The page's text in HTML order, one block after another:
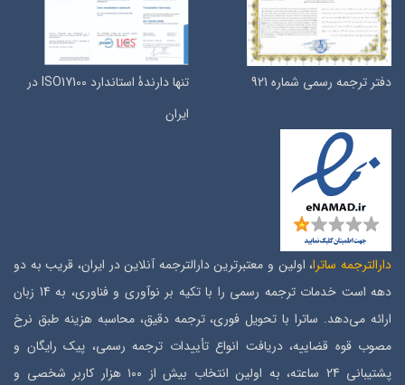
دفتر ترجمه رسمی شماره 921
تنها دارندۀ استاندارد ISO17100 در
ایران
دارالترجمه ساترا، اولین و معتبرترین دارالترجمه آنلاین در ایران، قریب به دو
دهه است خدمات ترجمه رسمی را با تکیه بر نوآوری و فناوری، به 14 زبان
ارائه می‌دهد. ساترا با تحویل فوری، ترجمه دقیق، محاسبه هزینه طبق نرخ
مصوب قوه قضاییه، دریافت انواع تأییدات ترجمه رسمی، پیک رایگان و
پشتیبانی 24 ساعته، به اولین انتخاب بیش از ۱۰۰ هزار کاربر شخصی و